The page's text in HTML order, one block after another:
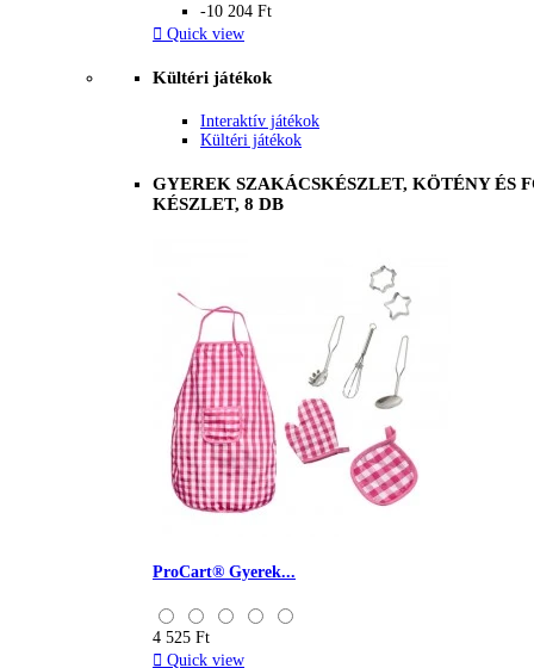
-10 204 Ft
 Quick view
Kültéri játékok
Interaktív játékok
Kültéri játékok
GYEREK SZAKÁCSKÉSZLET, KÖTÉNY ÉS
KÉSZLET, 8 DB
ProCart® Gyerek...
4 525 Ft
 Quick view